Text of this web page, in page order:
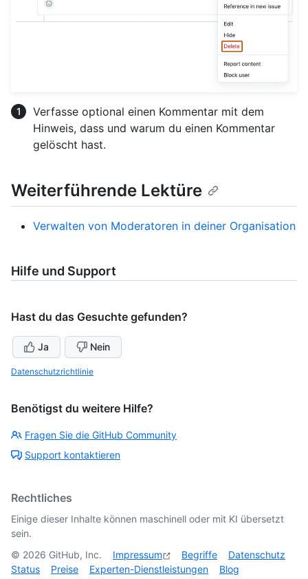
Verfasse optional einen Kommentar mit dem
Hinweis, dass und warum du einen Kommentar
gelöscht hast.
Weiterführende Lektüre
Verwalten von Moderatoren in deiner Organisation
Hilfe und Support
Hast du das Gesuchte gefunden?
Ja Nein
Datenschutzrichtlinie
Benötigst du weitere Hilfe?
Fragen Sie die GitHub Community
Support kontaktieren
Rechtliches
Einige dieser Inhalte können maschinell oder mit KI übersetzt
sein.
© 2026 GitHub, Inc. Impressum Begriffe
Datenschutz
Status
Preise Experten-Dienstleistungen Blog